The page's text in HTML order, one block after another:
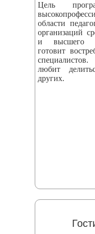
Цель
области
организаций
и высшего
готовит
любит
других.